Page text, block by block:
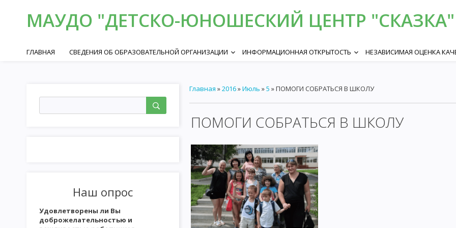
МАУДО "ДЕТСКО-ЮНОШЕСКИЙ ЦЕНТР "СКАЗКА"
ГЛАВНАЯ СВЕДЕНИЯ ОБ ОБРАЗОВАТЕЛЬНОЙ ОРГАНИЗАЦИИ keyboard_arrow_down ИНФОРМАЦИОННАЯ ОТКРЫТОСТЬ keyboard_arrow_down НЕЗАВИСИМАЯ ОЦЕНКА
Наш опрос
Удовлетворены ли Вы
доброжелательностью и
Главная »2016»Июль »5 » ПОМОГИ СОБРАТЬСЯ В ШКОЛУ
ПОМОГИ СОБРАТЬСЯ В ШКОЛУ